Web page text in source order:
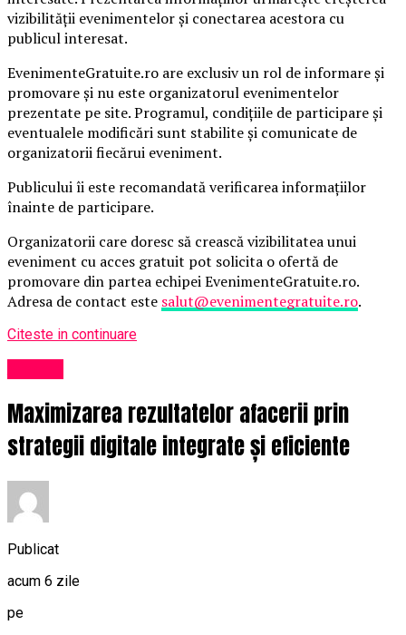
vizibilității evenimentelor și conectarea acestora cu
publicul interesat.
EvenimenteGratuite.ro are exclusiv un rol de informare și
promovare și nu este organizatorul evenimentelor
prezentate pe site. Programul, condițiile de participare și
eventualele modificări sunt stabilite și comunicate de
organizatorii fiecărui eveniment.
Publicului îi este recomandată verificarea informațiilor
înainte de participare.
Organizatorii care doresc să crească vizibilitatea unui
eveniment cu acces gratuit pot solicita o ofertă de
promovare din partea echipei EvenimenteGratuite.ro.
Adresa de contact este salut@evenimentegratuite.ro.
Citeste in continuare
Maximizarea rezultatelor afacerii prin
strategii digitale integrate și eficiente
Publicat
acum 6 zile
pe